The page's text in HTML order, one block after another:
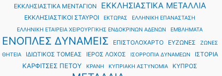
ΕΚΚΛΗΣΙΑΣΤΙΚΑ ΜΕΝΤΑΓΙΟΝ
ΕΚΚΛΗΣΙΑΣΤΙΚΑ ΜΕΤΑΛΛΙΑ
ΕΚΚΛΗΣΙΑΣΤΙΚΟΙ ΣΤΑΥΡΟΙ ΕΚΤΩΡΑΣ
ΕΛΛΗΝΙΚΗ ΕΠΑΝΑΣΤΑΣΗ
ΕΛΛΗΝΙΚΗ ΕΤΑΙΡΕΙΑ ΧΕΙΡΟΥΡΓΙΚΗΣ ΕΝΔΟΚΡΙΝΩΝ ΑΔΕΝΩΝ
ΕΜΒΛΗΜΑΤΑ
ΕΝΟΠΛΕΣ ΔΥΝΑΜΕΙΣ ΕΠΙΣΤΟΛΟΧΑΡΤΟ ΕΥΖΩΝΕΣ
ΖΩΝΕΣ
ΘΗΤΕΙΑ
ΙΔΙΩΤΙΚΟΣ ΤΟΜΕΑΣ ΙΕΡΟΣ ΛΟΧΟΣ ΙΣΟΡΡΟΠΙΑ ΔΥΝΑΜΕΩΝ ΙΣΤΟΡΙΑ
ΚΑΡΦΙΤΣΕΣ ΠΕΤΟΥ ΚΡΑΝΗ ΚΥΠΡΙΑΚΗ ΑΣΤΥΝΟΜΙΑ ΚΥΠΡΟΣ